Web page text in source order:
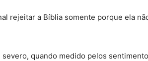
rejeitar a Bíblia somente porque ela
severo, quando medido pelos